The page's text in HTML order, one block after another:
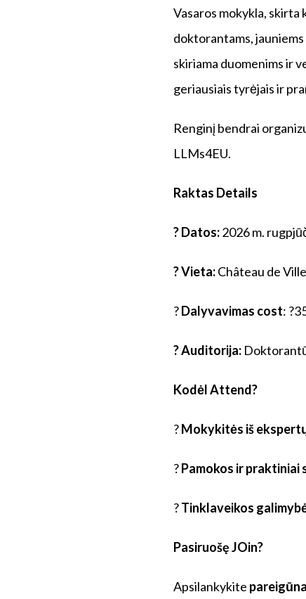
Vasaros mokykla, skirta
doktorantams,
skiriama duomenims ir
geriausiais tyrėjais ir
Renginį bendrai
LLMs4EU.
Raktas Details
?Datos:2026 m.
?Vieta:Château de
?Dalyvavimas cost:
?Auditorija:
KodėlAttend?
?Mokykitės iš
?Pamokos ir praktiniai
?Tinklaveikos
PasiruošęJOin?
Apsilankykite